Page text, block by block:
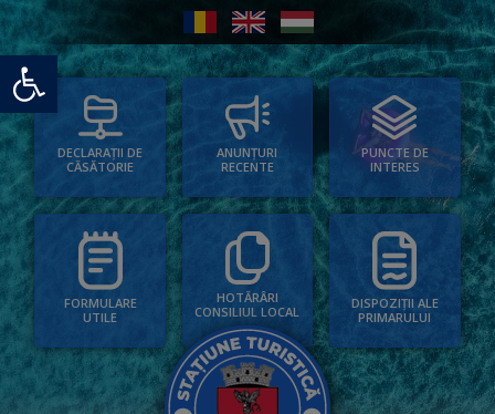
Deschide bara de unelte
DECLARAȚII DE
CĂSĂTORIE
ANUNȚURI
RECENTE
PUNCTE DE
INTERES
FORMULARE
UTILE
HOTĂRÂRI
CONSILIUL LOCAL
DISPOZIȚII ALE
PRIMARULUI